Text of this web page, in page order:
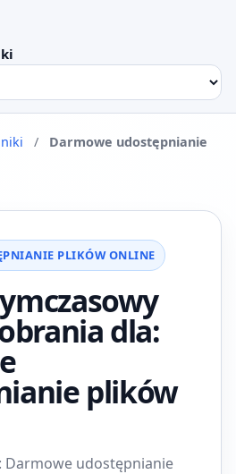
/
Darmowe udostępnianie
PLIKÓW ONLINE
dla:
plików
Darmowe udostępnianie